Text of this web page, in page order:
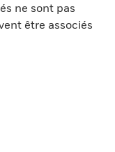
ne sont pas
être associés